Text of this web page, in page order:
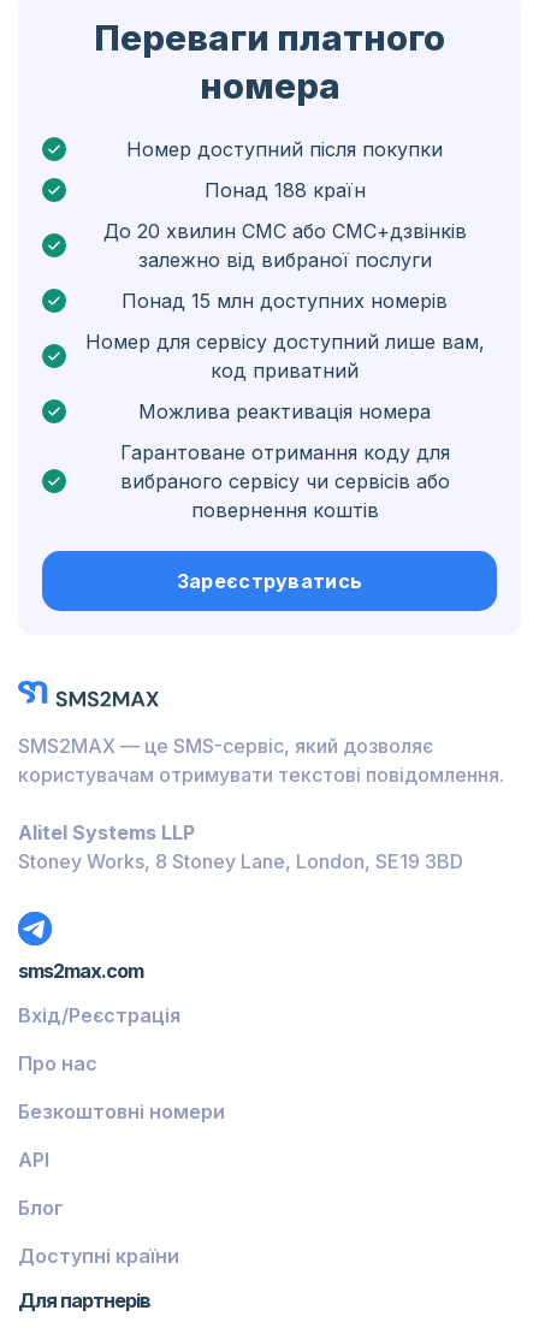
Кюрасао
Кіпр
Болгарія
Угорщина
Болівія
Ґватемала
Куба
Барбадос
Бурунді
Багамські Острови
Беліз
Грузія
Греція
Ісландія
Гвінея-Бісау
Ґваделупа
Французька Ґвіана
Переваги платного
номера
Номер доступний після покупки
Понад 188 країн
До 20 хвилин СМС або СМС+дзвінків
залежно від вибраної послуги
Понад 15 млн доступних номерів
Номер для сервісу доступний лише вам,
код приватний
Можлива реактивація номера
Гарантоване отримання коду для
вибраного сервісу чи сервісів або
повернення коштів
Зареєструватись
SMS2MAX — це SMS-сервіс, який дозволяє
користувачам отримувати текстові повідомлення.
Alitel Systems LLP
Stoney Works, 8 Stoney Lane, London, SE19 3BD
sms2max.com
Вхід/Реєстрація
Про нас
Безкоштовні номери
API
Блог
Доступні країни
Для партнерів